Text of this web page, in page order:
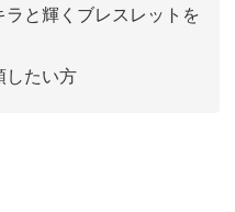
と輝くブレスレットを
たい方